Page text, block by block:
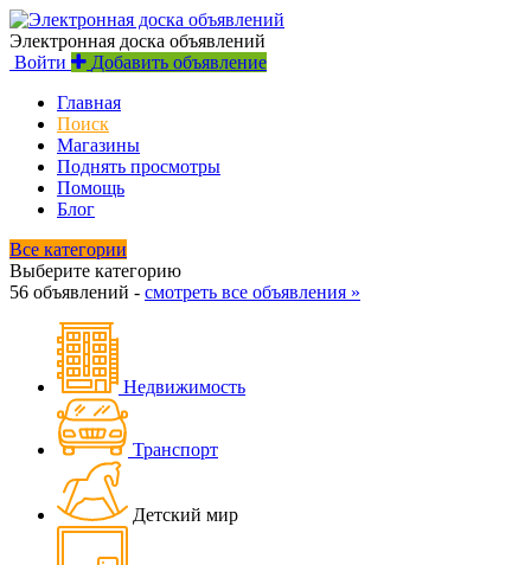
Электронная доска объявлений
Войти
Добавить объявление
Главная
Поиск
Магазины
Поднять просмотры
Помощь
Блог
Все категории
Выберите категорию
56 объявлений - смотреть все объявления »
Недвижимость
Транспорт
Детский мир